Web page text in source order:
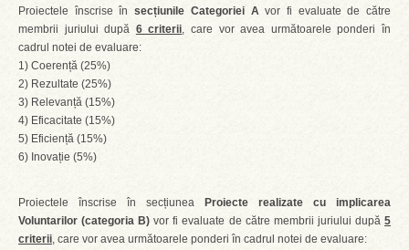
Proiectele înscrise însecțiunile Categoriei Avor fi evaluate de către
membrii juriului după 6 criterii, care vor avea următoarele ponderi în
cadrul notei de evaluare:
1) Coerență (25%)
2) Rezultate (25%)
3) Relevanță (15%)
4) Eficacitate (15%)
5) Eficiență (15%)
6) Inovație (5%)
Proiectele înscrise în secțiunea
Proiecte realizate cu implicarea
Voluntarilor (categoria B) vor fi evaluate de către membrii juriului după5
criterii, care vor avea următoarele ponderi în cadrul notei de evaluare: